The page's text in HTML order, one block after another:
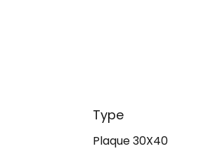
Type
Plaque 30X40